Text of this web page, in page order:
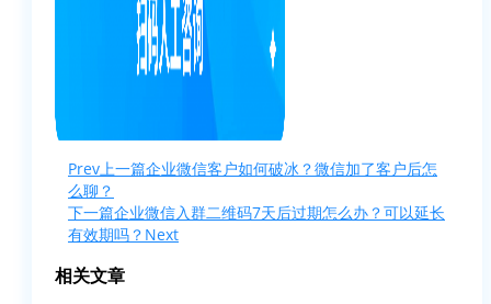
Prev 上一篇企业微信客户如何破冰？微信加了客户后怎
么聊？
下一篇企业微信入群二维码7天后过期怎么办？可以延长
有效期吗？ Next
相关文章